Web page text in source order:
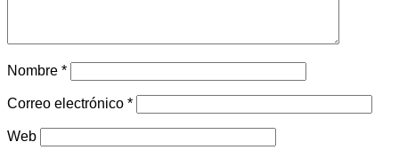
Nombre *
Correo electrónico *
Web